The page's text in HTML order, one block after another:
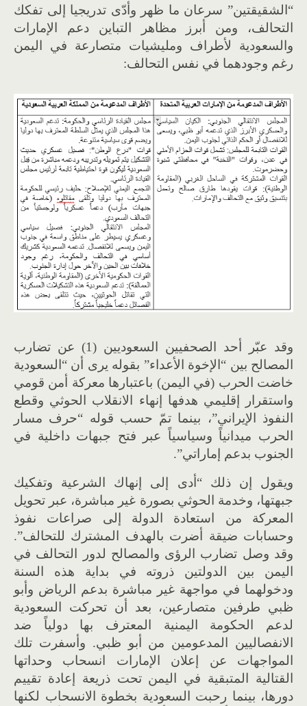
“الشقيقتين” سرعان ما ظهر وأدّى تدريجيا إلى تفكك
التحالف، ومن أبرز مظاهر التباين دعم الإمارات
والسعودية لأطراف ومليشيات متصارعة في اليمن
رغم وجودهما في نفس التحالف:
وقد عبّر أحد الصحفيين السعوديين (1) عن تضارب
المصالح بين “الإخوة الأعداء” بقوله يرى أن “السعودية
خاضت الحرب (في اليمن) باعتبارها معركة أمن قومي
واستقرار إقليمي هدفها إنهاء الانقلاب الحوثي وقطع
النفوذ الإيراني”، بينما تمّ حسب قوله “حرف مسار
الحرب ميدانياً وسياسياً عبر فتح جبهات داخلية في
الجنوب بدعم إماراتي”.
ويقول إن ذلك “أدى إلى إنهاك الشرعية وتفكيك
جبهتها، وخدمة الحوثي بصورة غير مباشرة، عبر تحويل
المعركة من استعادة الدولة إلى صراعات نفوذ
وحسابات ضيقة أضرت بالهدف المشترك للتحالف”.
وقد وصل تضارب الرؤى والمصالح لدور التحالف في
اليمن بين الدولتين ذروته في بداية هذه السنة
ودخولهما في مواجهة غير مباشرة بدعم الرياض وأبو
ظبي طرفين متصارعين، بعد أن تحركت السعودية
لدعم الحكومة اليمنية المعترف بها دولياً ضد
الانفصاليين المدعومين من أبو ظبي. وأسفرت تلك
المواجهات عن إعلان الإمارات انسحاب وحداتها
القتالية المتبقية في اليمن تحت ذريعة إعادة تقييم
دورها، بينما رحبت السعودية بخطوة الانسحاب لكنها